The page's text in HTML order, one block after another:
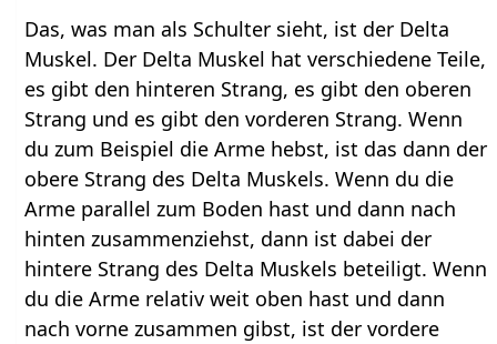
Das, was man als Schulter sieht, ist der Delta
Muskel. Der Delta Muskel hat verschiedene Teile,
es gibt den hinteren Strang, es gibt den oberen
Strang und es gibt den vorderen Strang. Wenn
du zum Beispiel die Arme hebst, ist das dann der
obere Strang des Delta Muskels. Wenn du die
Arme parallel zum Boden hast und dann nach
hinten zusammenziehst, dann ist dabei der
hintere Strang des Delta Muskels beteiligt. Wenn
du die Arme relativ weit oben hast und dann
nach vorne zusammen gibst, ist der vordere